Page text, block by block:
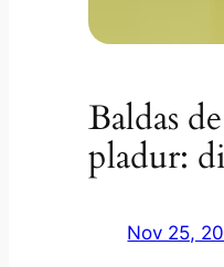
Baldas
pladur:
Nov 25,